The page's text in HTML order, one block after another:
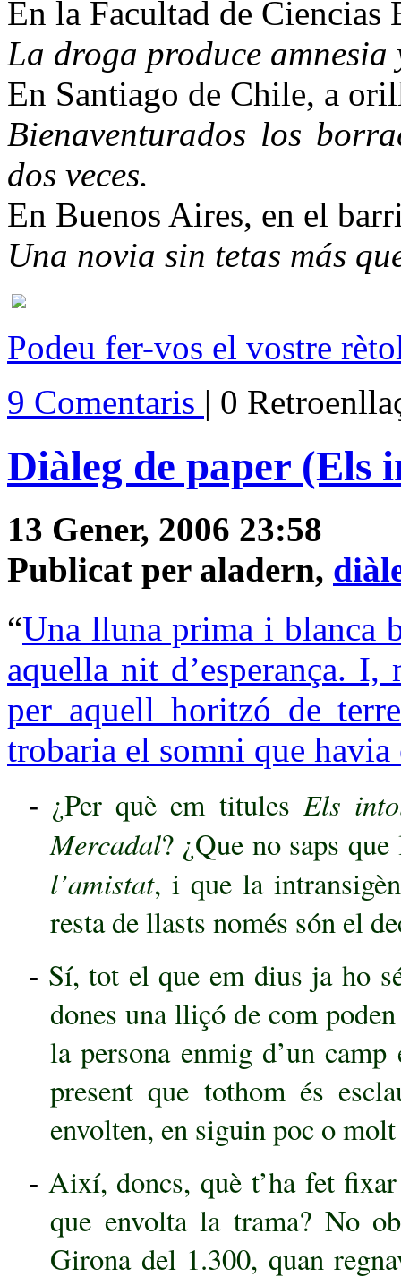
En la Facultad de
La droga produce amnesia
En Santiago de Chile, a
Bienaventurados los
dos veces.
En Buenos Aires, en el
Una novia sin tetas más
Podeu fer-vos el vostre
9 Comentaris | 0
Diàleg de paper (Els
13 Gener, 2006 23:58
Publicat per aladern,
“Una lluna prima i blanca
aquella nit d’esperança. I,
per aquell horitzó de
trobaria el somni que havia
- ¿Per què em titules Els
Mercadal? ¿Que no saps
l’amistat, i que la
resta de llasts només són el
- Sí, tot el que em dius ja ho
dones una lliçó de com
la persona enmig d’un
present que tothom és
envolten, en siguin poc o
- Així, doncs, què t’ha fet
que envolta la trama? No
Girona del 1.300, quan